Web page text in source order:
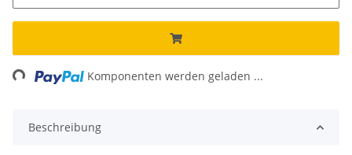
Komponenten werden geladen ...
Beschreibung